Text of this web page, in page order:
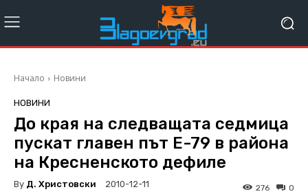
Начало Новини
НОВИНИ
До края на следващата седмица
пускат главен път Е-79 в района
на Кресненското дефиле
By Д. Христовски 2010-12-11 0
276